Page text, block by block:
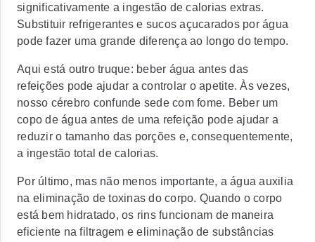
significativamente a ingestão de calorias extras.
Substituir refrigerantes e sucos açucarados por água
pode fazer uma grande diferença ao longo do tempo.
Aqui está outro truque: beber água antes das
refeições pode ajudar a controlar o apetite. Às vezes,
nosso cérebro confunde sede com fome. Beber um
copo de água antes de uma refeição pode ajudar a
reduzir o tamanho das porções e, consequentemente,
a ingestão total de calorias.
Por último, mas não menos importante, a água auxilia
na eliminação de toxinas do corpo. Quando o corpo
está bem hidratado, os rins funcionam de maneira
eficiente na filtragem e eliminação de substâncias